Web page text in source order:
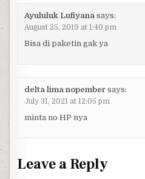
Ayululuk Lufiyana says:
August 25, 2019 at 1:40 pm
Bisa di paketin gak ya
delta lima nopember says:
July 31, 2021 at 12:05 pm
minta no HP nya
Leave a Reply